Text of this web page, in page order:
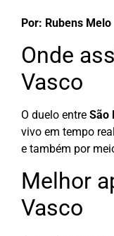
Por: Rubens Melo
Onde
Vasco
O duelo entre São
vivo em tempo
e também por
Melhor
Vasco